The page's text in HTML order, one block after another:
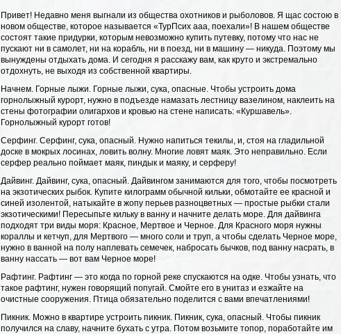
Привет! Недавно меня выгнали из общества охотников и рыболовов. Я щас состою в
новом обществе, которое называется «ТурПсих ааа, поехали»! В нашем обществе
состоят такие придурки, которым невозможно купить путевку, потому что нас не
пускают ни в самолет, ни на корабль, ни в поезд, ни в машину — никуда. Поэтому мы
вынуждены отдыхать дома. И сегодня я расскажу вам, как круто и экстремально
отдохнуть, не выходя из собственной квартиры.
Начнем. Горные лыжи. Горные лыжи, сука, опасные. Чтобы устроить дома
горнолыжный курорт, нужно в подъезде намазать лестницу вазелином, наклеить на
стены фотографии олигархов и кровью на стене написать: «Куршавель».
Горнолыжный курорт готов!
Серфинг. Серфинг, сука, опасный. Нужно напиться текилы, и, стоя на гладильной
доске в мокрых лосинах, ловить волну. Многие ловят маяк. Это неправильно. Если
серфер реально поймает маяк, пиндык и маяку, и серферу!
Дайвинг. Дайвинг, сука, опасный. Дайвингом занимаются для того, чтобы посмотреть
на экзотических рыбок. Купите килограмм обычной кильки, обмотайте ее красной и
синей изолентой, натыкайте в жопу перьев разноцветных — простые рыбки стали
экзотическими! Пересыпьте кильку в ванну и начните делать море. Для дайвинга
подходят три виды моря: Красное, Мертвое и Черное. Для Красного моря нужны
кораллы и кетчуп, для Мертвого — много соли и труп, а чтобы сделать Черное море,
нужно в ванной на полу наплевать семечек, набросать бычков, под ванну насрать, в
ванну нассать — вот вам Черное море!
Рафтинг. Рафтинг — это когда по горной реке спускаются на одке. Чтобы узнать, что
такое рафтинг, нужен говорящий попугай. Смойте его в унитаз и езжайте на
очистные сооружения. Птица обязательно поделится с вами впечатлениями!
Пикник. Можно в квартире устроить пикник. Пикник, сука, опасный. Чтобы пикник
получился на славу, начните бухать с утра. Потом возьмите топор, поработайте им